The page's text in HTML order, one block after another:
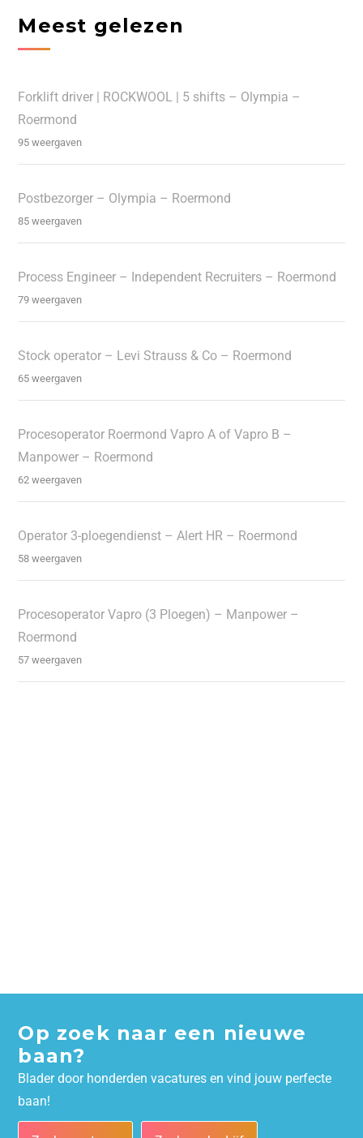
Meest gelezen
Forklift driver | ROCKWOOL | 5 shifts – Olympia –
Roermond
95 weergaven
Postbezorger – Olympia – Roermond
85 weergaven
Process Engineer – Independent Recruiters – Roermond
79 weergaven
Stock operator – Levi Strauss & Co – Roermond
65 weergaven
Procesoperator Roermond Vapro A of Vapro B –
Manpower – Roermond
62 weergaven
Operator 3-ploegendienst – Alert HR – Roermond
58 weergaven
Procesoperator Vapro (3 Ploegen) – Manpower –
Roermond
57 weergaven
Op zoek naar een nieuwe
baan?
Blader door honderden vacatures en vind jouw perfecte
baan!